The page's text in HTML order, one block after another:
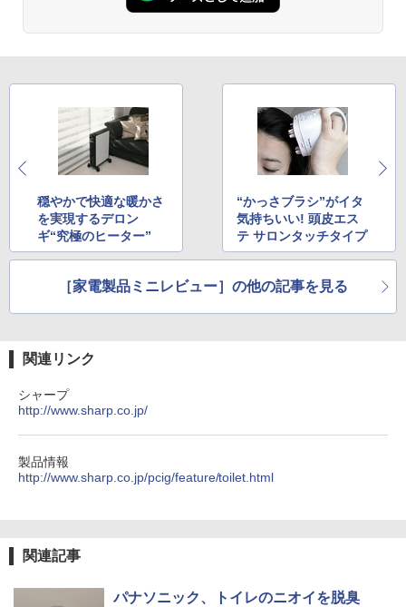
穏やかで快適な暖かさ
を実現するデロン
ギ“究極のヒーター”
“かっさブラシ”がイタ
気持ちいい! 頭皮エス
テ サロンタッチタイプ
［家電製品ミニレビュー］の他の記事を見る
関連リンク
シャープ
http://www.sharp.co.jp/
製品情報
http://www.sharp.co.jp/pcig/feature/toilet.html
関連記事
パナソニック、トイレのニオイを脱臭